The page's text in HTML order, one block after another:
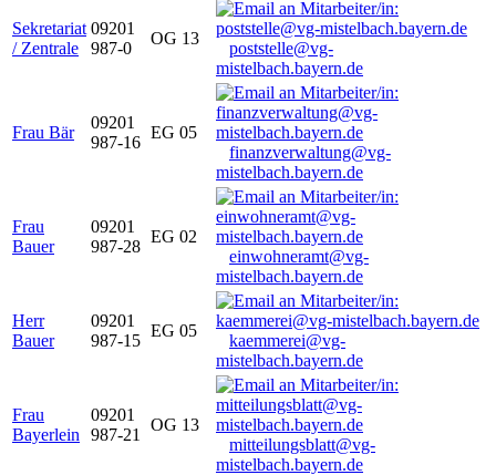
Sekretariat
/ Zentrale
09201
987-0
OG 13
poststelle@vg-
mistelbach.bayern.de
Frau Bär
09201
987-16
EG 05
finanzverwaltung@vg-
mistelbach.bayern.de
Frau
Bauer
09201
987-28
EG 02
einwohneramt@vg-
mistelbach.bayern.de
Herr
Bauer
09201
987-15
EG 05
kaemmerei@vg-
mistelbach.bayern.de
Frau
Bayerlein
09201
987-21
OG 13
mitteilungsblatt@vg-
mistelbach.bayern.de